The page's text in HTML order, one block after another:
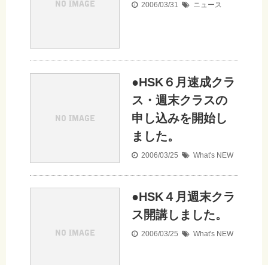
2006/03/31 ニュース
●HSK６月速成クラ
ス・週末クラスの
申し込みを開始し
ました。
2006/03/25 What's NEW
●HSK４月週末クラ
ス開講しました。
2006/03/25 What's NEW